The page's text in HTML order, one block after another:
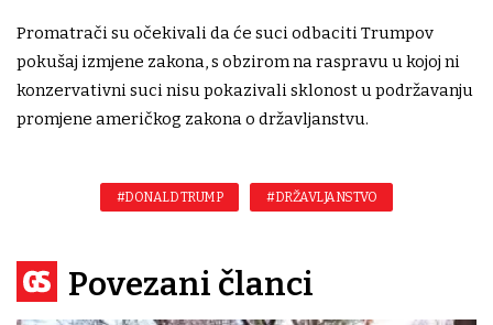
Promatrači su očekivali da će suci odbaciti Trumpov
pokušaj izmjene zakona, s obzirom na raspravu u kojoj ni
konzervativni suci nisu pokazivali sklonost u podržavanju
promjene američkog zakona o državljanstvu.
#DONALD TRUMP #DRŽAVLJANSTVO
Povezani članci